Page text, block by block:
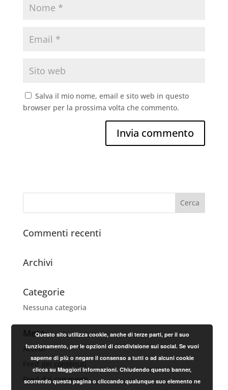
Salva il mio nome, email e sito web in questo
browser per la prossima volta che commento.
Commenti recenti
Archivi
Categorie
Nessuna categoria
Meta
Accedi
Feed dei contenuti
Feed dei commenti
Questo sito utilizza cookie, anche di terze parti, per il suo
funzionamento, per le opzioni di condivisione sui social. Se vuoi
saperne di più o negare il consenso a tutti o ad alcuni cookie
clicca su Maggiori Informazioni. Chiudendo questo banner,
scorrendo questa pagina o cliccando qualunque suo elemento ne